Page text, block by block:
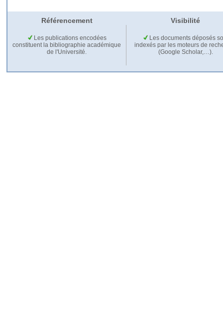
Référencement Visibilité
Les publications encodées
constituent la bibliographie académique
de l'Université.
Les documents déposés
indexés par les moteurs de
(Google Scholar,…).